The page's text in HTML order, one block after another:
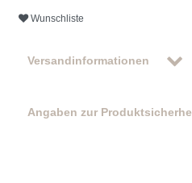
Wunschliste
Versandinformationen
Angaben zur